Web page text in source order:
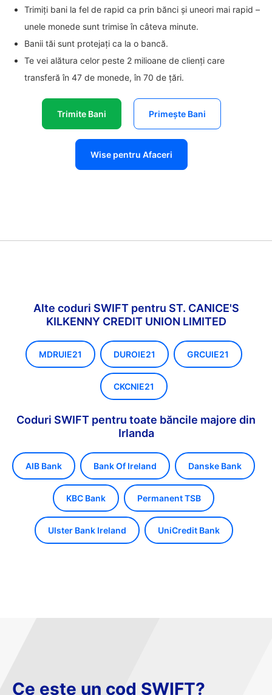
Trimiți bani la fel de rapid ca prin bănci și uneori mai rapid –
unele monede sunt trimise în câteva minute.
Banii tăi sunt protejați ca la o bancă.
Te vei alătura celor peste 2 milioane de clienți care
transferă în 47 de monede, în 70 de țări.
Trimite Bani Primește Bani
Wise pentru Afaceri
Alte coduri SWIFT pentru ST. CANICE'S
KILKENNY CREDIT UNION LIMITED
MDRUIE21 DUROIE21 GRCUIE21
CKCNIE21
Coduri SWIFT pentru toate băncile majore din
Irlanda
AIB Bank Bank Of Ireland Danske Bank
KBC Bank Permanent TSB
Ulster Bank Ireland UniCredit Bank
Ce este un cod SWIFT?